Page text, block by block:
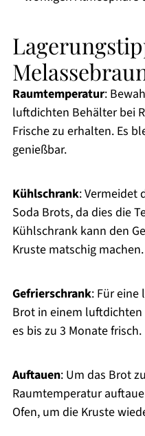
Raumtemperatur:
luftdichten Behälter bei
Frische zu erhalten. Es
genießbar.
Kühlschrank: Vermeidet
Soda Brots, da dies die
Kühlschrank kann den
Kruste matschig machen.
Gefrierschrank: Für eine
Brot in einem
es bis zu 3 Monate frisch.
Auftauen: Um das Brot
Raumtemperatur
Ofen, um die Kruste